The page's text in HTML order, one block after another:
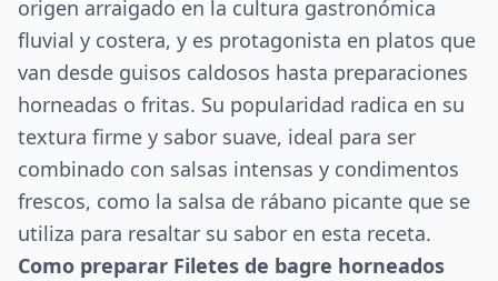
origen arraigado en la cultura gastronómica
fluvial y costera, y es protagonista en platos que
van desde guisos caldosos hasta preparaciones
horneadas o fritas. Su popularidad radica en su
textura firme y sabor suave, ideal para ser
combinado con salsas intensas y condimentos
frescos, como la salsa de rábano picante que se
utiliza para resaltar su sabor en esta receta.
Como preparar Filetes de bagre horneados